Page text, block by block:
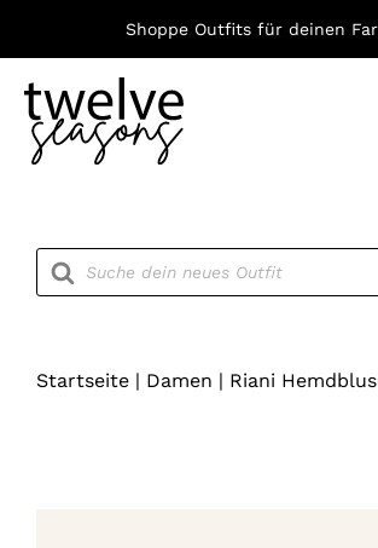
springen
Shoppe Outfits für deinen
Products
search
Startseite| Damen | Riani